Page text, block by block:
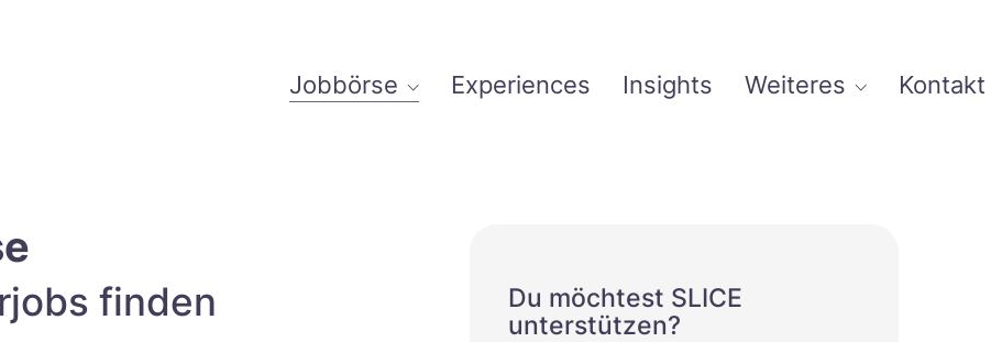
Jobbörse Experiences Insights Weiteres Kontakt
finden
Du möchtest SLICE
unterstützen?